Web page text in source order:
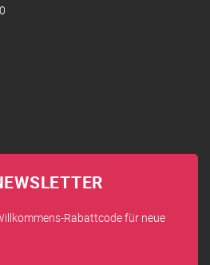
Rabattcode für neue